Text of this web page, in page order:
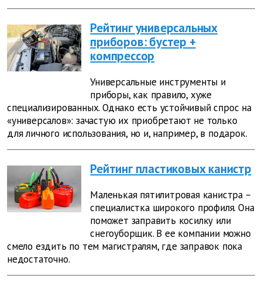
Рейтинг универсальных
приборов: бустер +
компрессор
Универсальные инструменты и
приборы, как правило, хуже
специализированных. Однако есть устойчивый спрос на
«универсалов»: зачастую их приобретают не только
для личного использования, но и, например, в подарок.
Рейтинг пластиковых канистр
Маленькая пятилитровая канистра –
специалистка широкого профиля. Она
поможет заправить косилку или
снегоуборщик. В ее компании можно
смело ездить по тем магистралям, где заправок пока
недостаточно.